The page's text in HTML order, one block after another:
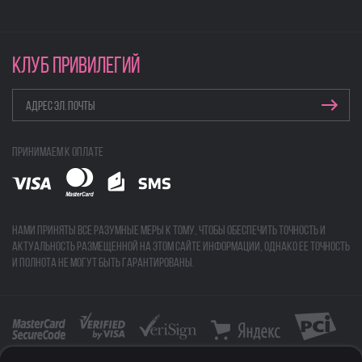
КЛУБ ПРИВИЛЕГИЙ
Принимаем к оплате
Нами приняты все разумные меры к тому, чтобы обеспечить точность и
актуальность размещенной на этом сайте информации, однако ее точность
и полнота не могут быть гарантированы.